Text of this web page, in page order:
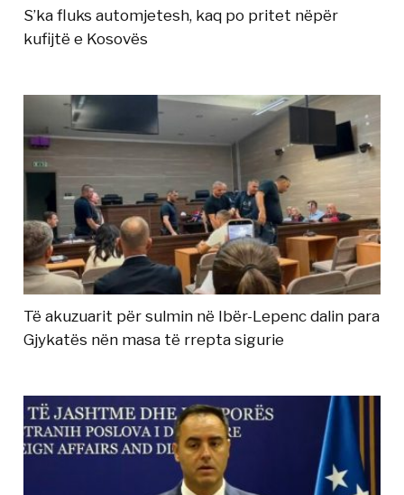
S’ka fluks automjetesh, kaq po pritet nëpër
kufijtë e Kosovës
Të akuzuarit për sulmin në Ibër-Lepenc dalin para
Gjykatës nën masa të rrepta sigurie